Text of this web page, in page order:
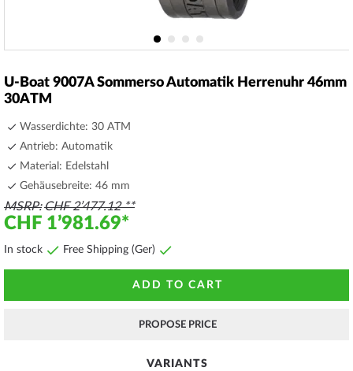
the
beginning
images
gallery
U-Boat 9007A Sommerso Automatik Herrenuhr 46mm
30ATM
Wasserdichte: 30 ATM
Antrieb: Automatik
Material: Edelstahl
Gehäusebreite: 46 mm
MSRP CHF 2’477.12
CHF 1’981.69
In stock Free Shipping (Ger)
ADD TO CART
PROPOSE PRICE
VARIANTS